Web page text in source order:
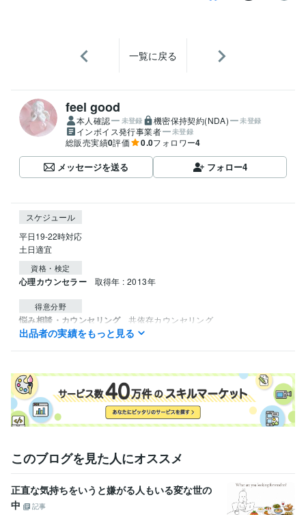
一覧に戻る
feel good
本人確認 未登録 機密保持契約(NDA) 未登録
インボイス発行事業者 未登録
総販売実績0評価 0.0フォロワー4
メッセージを送る フォロー4
スケジュール
平日19-22時対応
土日適宜
資格・検定
心理カウンセラー 取得年 : 2013年
得意分野
悩み相談・カウンセリング 共依存カウンセリング
恋愛 仕事 子育て
出品者の実績をもっと見る
このブログを見た人にオススメ
正直な気持ちをいうと嫌がる人もいる変な世の
中
記事